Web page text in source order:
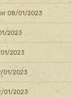
08/01/2023
2023
2023
01/2023
01/2023